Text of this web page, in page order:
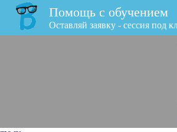
Помощь с обучением
Оставляй заявку - сессия под